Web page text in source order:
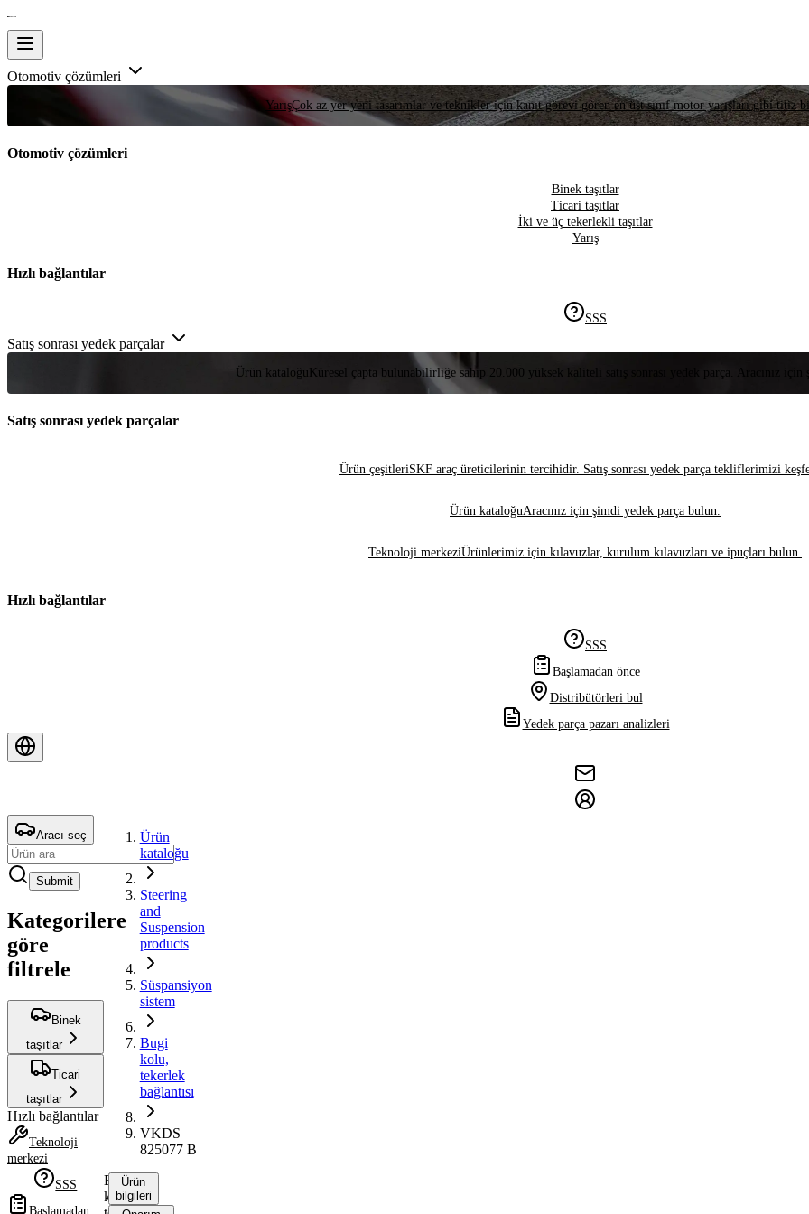
Otomotiv çözümleri
YarışÇok az yer yeni tasarımlar ve teknikler için kanıt görevi gören en üst sınıf motor yarışları gibi titiz
Otomotiv çözümleri
Binek taşıtlar
Ticari taşıtlar
İki ve üç tekerlekli taşıtlar
Yarış
Hızlı bağlantılar
SSS
Satış sonrası yedek parçalar
Ürün kataloğu Küresel çapta bulunabilirliğe sahip 20.000 yüksek kaliteli satış sonrası yedek parça. Aracınız
Satış sonrası yedek parçalar
Ürün çeşitleriSKF araç üreticilerinin tercihidir. Satış sonrası yedek parça tekliflerimizi
Ürün kataloğuAracınız için şimdi yedek parça bulun.
Teknoloji merkeziÜrünlerimiz için kılavuzlar, kurulum kılavuzları ve ipuçları bulun.
Hızlı bağlantılar
SSS
Başlamadan önce
Distribütörleri bul
Yedek parça pazarı analizleri
Aracı seç
Submit
Kategorilere
göre
filtrele
Binek
taşıtlar
Ticari
taşıtlar
Hızlı bağlantılar
Teknoloji
merkezi
SSS
Başlamadan
Ürün
kataloğu
Steering
and
Suspension
products
Süspansiyon
sistem
Bugi
kolu,
tekerlek
bağlantısı
VKDS
825077 B
Bugi
kolu,
Ürün
bilgileri